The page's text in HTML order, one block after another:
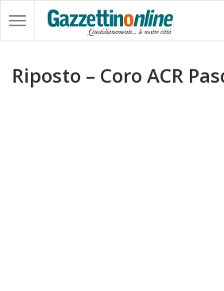
Riposto – Coro ACR